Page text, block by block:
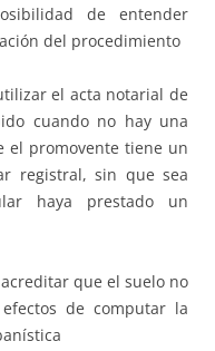
de entender
del procedimiento
el acta notarial de
cuando no hay una
el promovente tiene un
registral, sin que sea
haya prestado un
que el suelo no
de computar la